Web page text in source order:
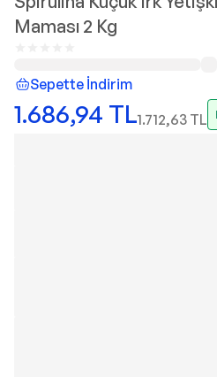
Maması 2 Kg
Sepette İndirim
1.686,94 TL1.712,63 TL